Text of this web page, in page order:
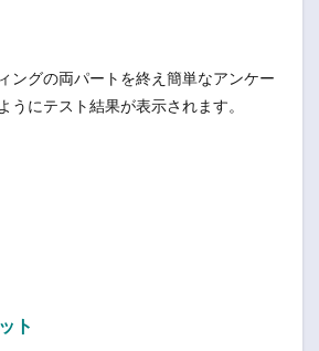
ングの両パートを終え簡単なアンケー
うにテスト結果が表示されます。
ト